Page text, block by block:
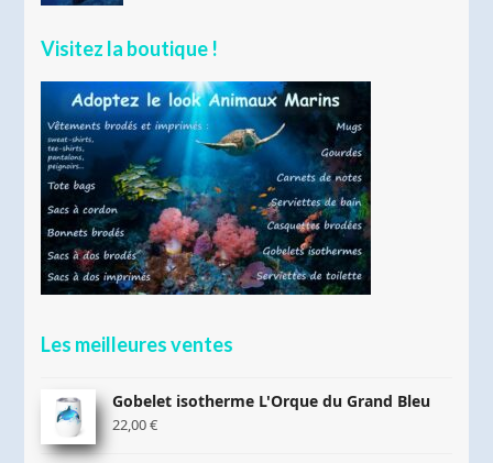
Visitez la boutique !
Les meilleures ventes
Gobelet isotherme L'Orque du Grand Bleu
22,00€